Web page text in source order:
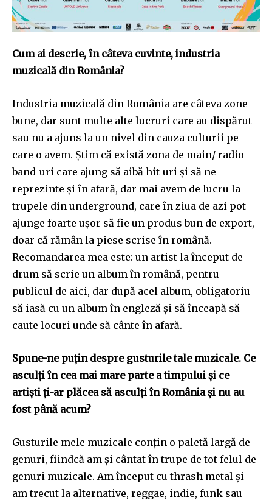
Join our community of
SUBSCRIBERS and be part of the
conversation.
To subscribe, simply enter your email address on our website
or click the subscribe button below. Don't worry, we respect
your privacy and won't spam your inbox. Your information is
safe with us.
SUBSCRIBE
I've read and accept the Privacy Policy.
32,111
Cititori
32,214
Cititori
11,243
Cititori
Cum ai descrie, în câteva cuvinte, industria
muzicală din România?
Industria muzicală din România are câteva zone
bune, dar sunt multe alte lucruri care au dispărut
sau nu a ajuns la un nivel din cauza culturii pe
care o avem. Știm că există zona de main/ radio
band-uri care ajung să aibă hit-uri și să ne
reprezinte și în afară, dar mai avem de lucru la
trupele din underground, care în ziua de azi pot
ajunge foarte ușor să fie un produs bun de export,
doar că rămân la piese scrise în română.
Recomandarea mea este: un artist la început de
drum să scrie un album în română, pentru
publicul de aici, dar după acel album, obligatoriu
să iasă cu un album în engleză și să înceapă să
caute locuri unde să cânte în afară.
Spune-ne puțin despre gusturile tale muzicale. Ce
asculți în cea mai mare parte a timpului și ce
artiști ți-ar plăcea să asculți în România și nu au
fost până acum?
Gusturile mele muzicale conțin o paletă largă de
genuri, fiindcă am și cântat în trupe de tot felul de
genuri muzicale. Am început cu thrash metal și
am trecut la alternative, reggae, indie, funk sau